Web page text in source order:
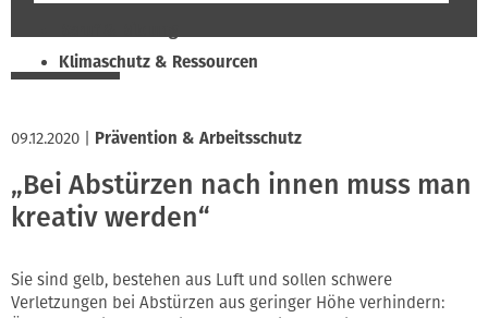
Klimaschutz & Ressourcen
Soziales & Tarifpolitik
Verband & Innungen
Innung
09.12.2020 Prävention & Arbeitsschutz
„Bei Abstürzen nach innen muss man
kreativ werden“
Sie sind gelb, bestehen aus Luft und sollen schwere
Verletzungen bei Abstürzen aus geringer Höhe verhindern: